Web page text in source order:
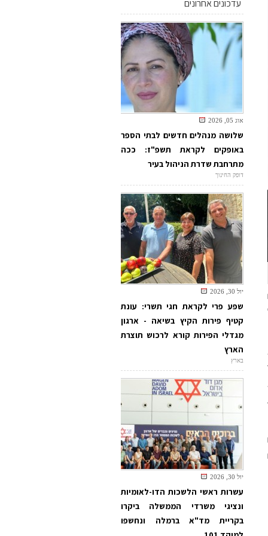
עדכונים אחרונים
אוג 05, 2026
שלושה מנהלים חדשים לבתי הספר
באופקים לקראת תשפ"ז: ככה
מתרחבת שדרת הניהול בעיר
דופק החינוך
יול 30, 2026
שפע פרי לקראת חגי תשרי: עונת
קטיף פירות הקיץ בשיאה - ארגון
מגדלי הפירות קורא לרכוש תוצרת
הארץ
בארץ
יול 30, 2026
עשרות ראשי הלשכות הדו-לאומיות
ונציגי משרדי הממשלה ביקרו
בקריית מד"א ברמלה ונחשפו